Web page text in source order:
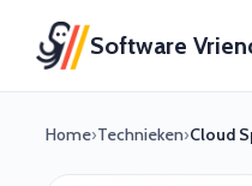
Software
Home›Technieken›Cloud